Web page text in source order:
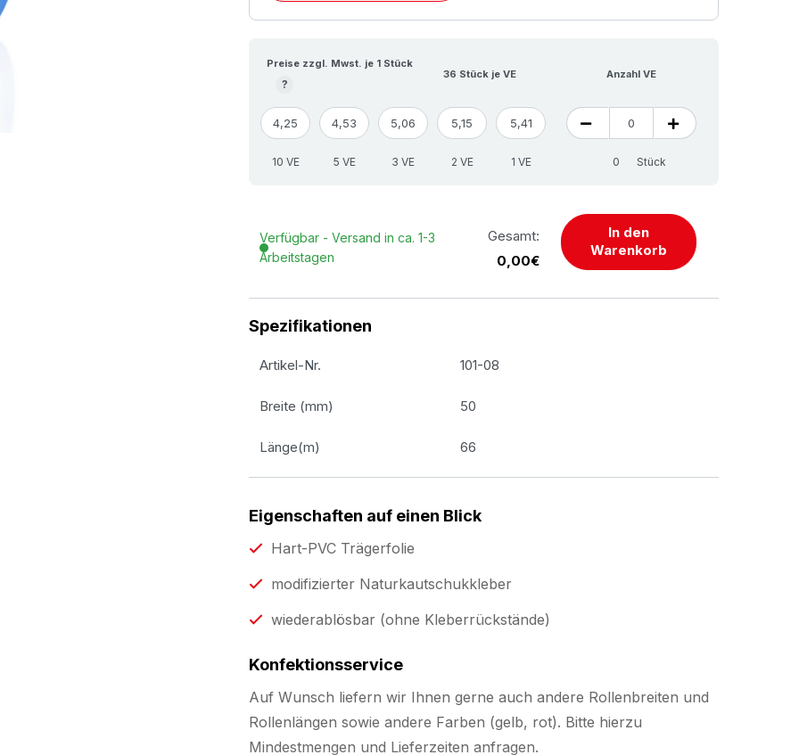
Preise zzgl. Mwst. je 1 Stück
?
36 Stück je VE Anzahl VE
4,25 4,53 5,06 5,15 5,41
10 VE 5 VE 3 VE 2 VE 1 VE Stück
Verfügbar - Versand in ca. 1-3
Arbeitstagen
Gesamt:
0,00€
In den
Warenkorb
Spezifikationen
Artikel-Nr. 101-08
Breite (mm) 50
Länge(m) 66
Eigenschaften auf einen Blick
Hart-PVC Trägerfolie
modifizierter Naturkautschukkleber
wiederablösbar (ohne Kleberrückstände)
Konfektionsservice
Auf Wunsch liefern wir Ihnen gerne auch andere Rollenbreiten und
Rollenlängen sowie andere Farben (gelb, rot). Bitte hierzu
Mindestmengen und Lieferzeiten anfragen.